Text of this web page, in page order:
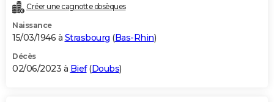
Créer une cagnotte obsèques
Naissance
15/03/1946 à Strasbourg (Bas-Rhin)
Décès
02/06/2023 à Bief(Doubs)